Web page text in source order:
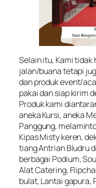
Selain itu, Kami
jalan/buana tetapi
dan produk event/
pakai dan siap kirim
Produk kami
aneka Kursi, aneka
Panggung,
Kipas Misty keren,
tiang Antrian Bludru
berbagai Podium,
Alat Catering,
bulat, Lantai gapura,